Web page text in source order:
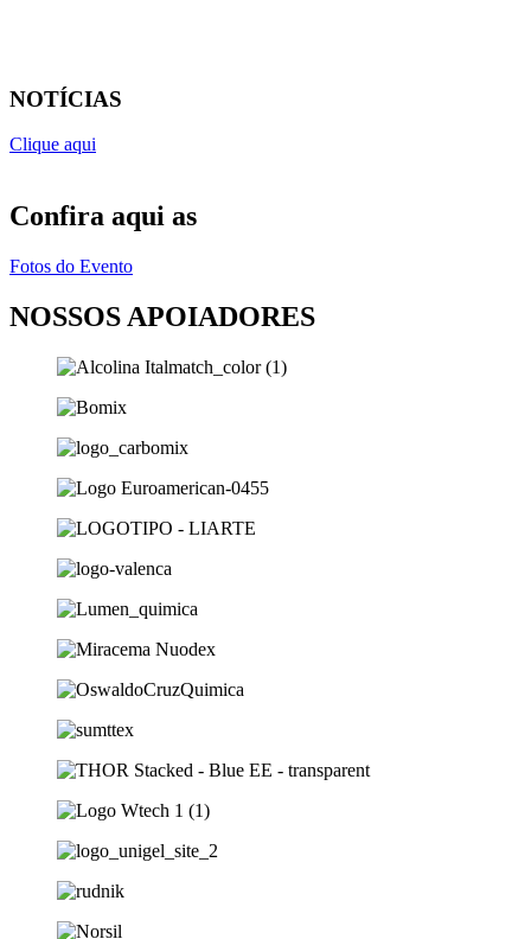
NOTÍCIAS
Clique aqui
Confira aqui as
Fotos do Evento
NOSSOS APOIADORES